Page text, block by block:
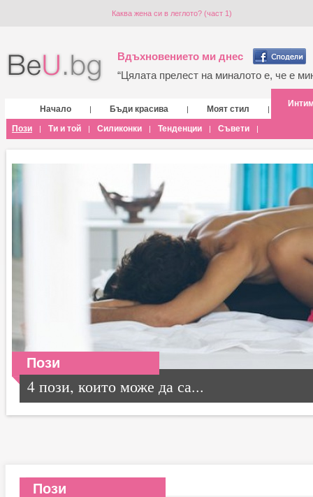
Каква жена си в леглото? (част 1)
Вдъхновението ми днес
“Цялата прелест на миналото е, че е
Начало | Бъди красива | Моят стил |
Пози | Ти и той | Силиконки | Тенденции | Съвети |
Пози
4 пози, които може да са...
Пози